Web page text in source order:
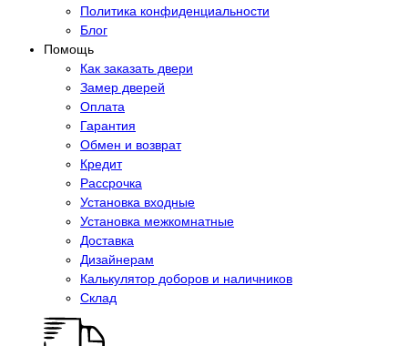
Политика конфиденциальности
Блог
Помощь
Как заказать двери
Замер дверей
Оплата
Гарантия
Обмен и возврат
Кредит
Рассрочка
Установка входные
Установка межкомнатные
Доставка
Дизайнерам
Калькулятор доборов и наличников
Склад